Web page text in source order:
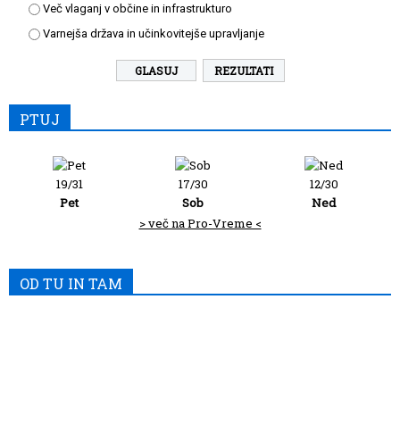
Več vlaganj v občine in infrastrukturo
Varnejša država in učinkovitejše upravljanje
REZULTATI
PTUJ
19/31
Pet
17/30
Sob
12/30
Ned
> več na Pro-Vreme <
OD TU IN TAM